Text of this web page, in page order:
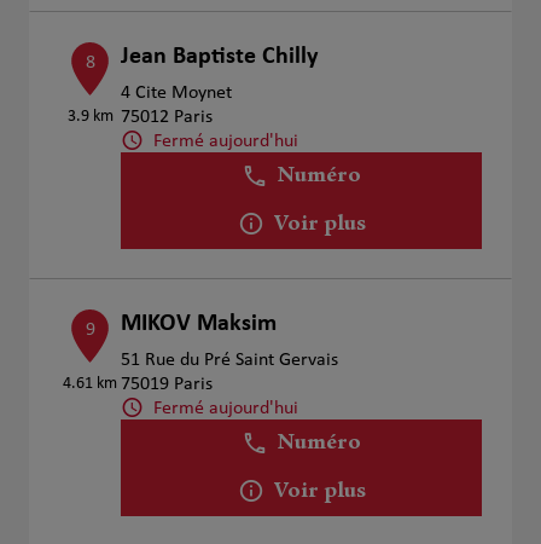
8
3.9 km
Jean Baptiste Chilly
4 Cite Moynet
75012 Paris
Fermé aujourd'hui
Numéro
Voir plus
9
4.61 km
MIKOV Maksim
51 Rue du Pré Saint Gervais
75019 Paris
Fermé aujourd'hui
Numéro
Voir plus